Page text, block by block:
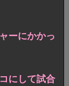
ーにかかっ
にして試合